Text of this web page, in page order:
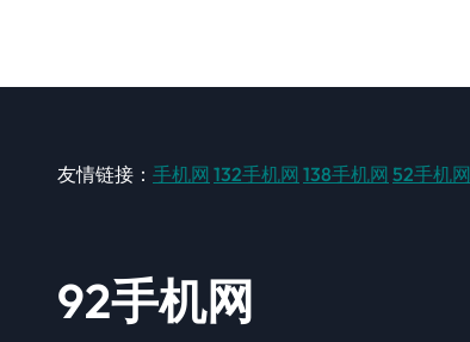
友情链接： 手机网 132手机网 138手机网 52手机网
92手机网